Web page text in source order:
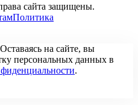
сайта защищены.
Политика
на сайте, вы
персональных данных в
.